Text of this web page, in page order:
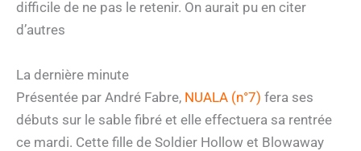
difficile de ne pas le retenir. On aurait pu en citer
d’autres
La dernière minute
Présentée par André Fabre, NUALA (n°7) fera ses
débuts sur le sable fibré et elle effectuera sa rentrée
ce mardi. Cette fille de Soldier Hollow et Blowaway